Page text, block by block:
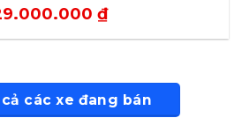
₫
các xe đang bán